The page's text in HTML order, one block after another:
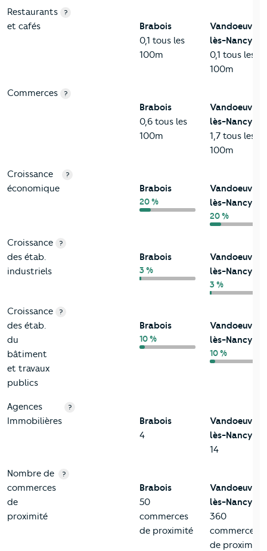
Restaurants
et cafés
?
Brabois
0,1 tous les
100m
Vandoeuvre-
lès-Nancy
0,1 tous les
100m
Commerces ?
Brabois
0,6 tous les
100m
Vandoeuvre-
lès-Nancy
1,7 tous les
100m
Croissance
économique
?
Brabois
20 %
Vandoeuvre-
lès-Nancy
20 %
Croissance
des étab.
industriels
?
Brabois
3 %
Vandoeuvre-
lès-Nancy
3 %
Croissance
des étab.
du
bâtiment
et travaux
publics
?
Brabois
10 %
Vandoeuvre-
lès-Nancy
10 %
Agences
Immobilières
?
Brabois
4
Vandoeuvre-
lès-Nancy
14
Nombre de
commerces
de
proximité
?
Brabois
50
commerces
de proximité
Vandoeuvre-
lès-Nancy
360
commerces
de proximité